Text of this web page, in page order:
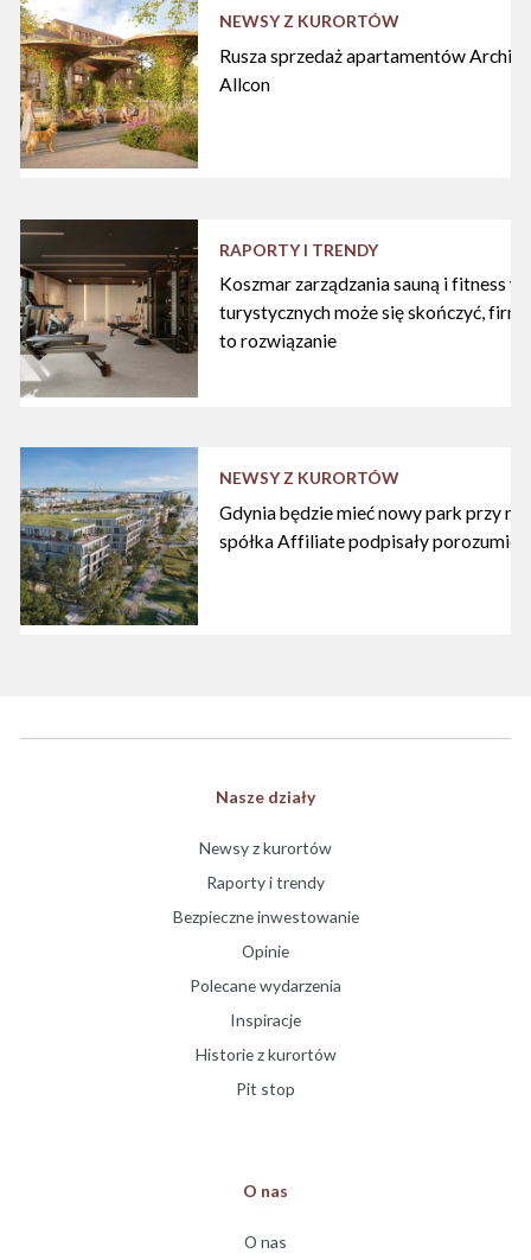
NEWSY Z KURORTÓW
Rusza sprzedaż apartamentów
Allcon
RAPORTY I TRENDY
Koszmar zarządzania sauną i fitness w
turystycznych może się skończyć,
to rozwiązanie
NEWSY Z KURORTÓW
Gdynia będzie mieć nowy park przy
spółka Affiliate podpisały
Nasze działy
Newsy z kurortów
Raporty i trendy
Bezpieczne inwestowanie
Opinie
Polecane wydarzenia
Inspiracje
Historie z kurortów
Pit stop
O nas
O nas